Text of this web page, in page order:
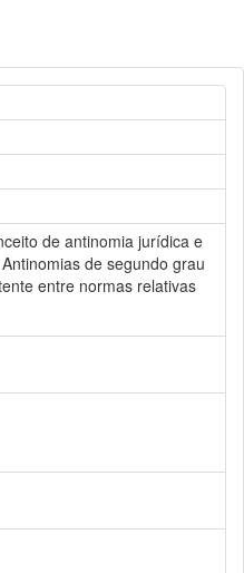
de antinomia jurídica e
de segundo grau
entre normas relativas